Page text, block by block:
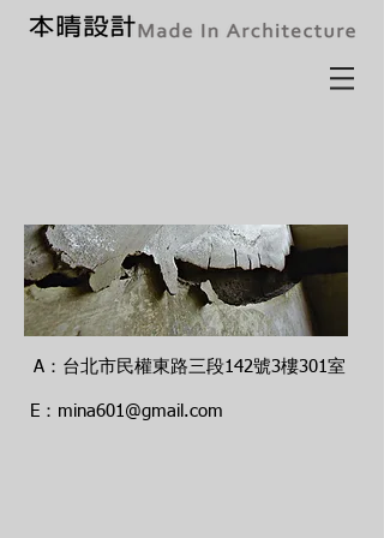
A：台北市民權東路三段142號3樓301室
E： mina601@gmail.com